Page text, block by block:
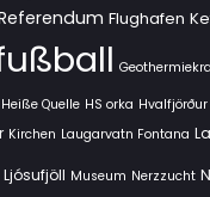
Flughafen
Heiße Quelle HS orka Hvalfjörður
Kirchen Laugarvatn Fontana
Ljósufjöll Museum Nerzzucht